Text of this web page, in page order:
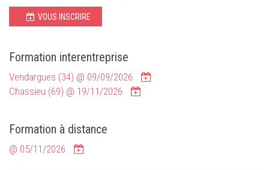
VOUS INSCRIRE
Formation interentreprise
Vendargues (34) @ 09/09/2026
Chassieu (69) @ 19/11/2026
Formation à distance
@ 05/11/2026